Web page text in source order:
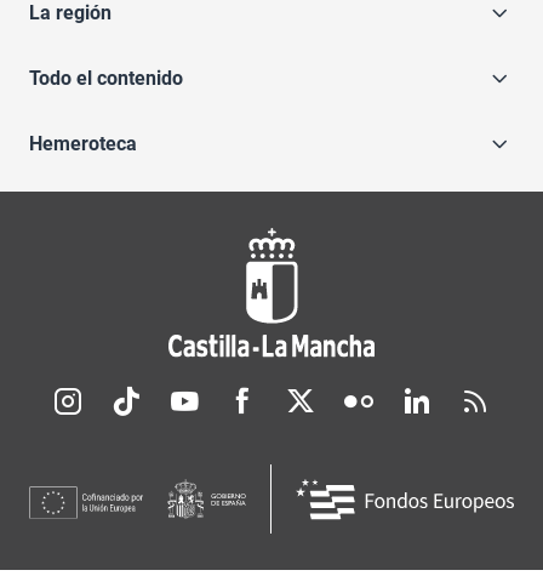
La región
Todo el contenido
Hemeroteca
Redes sociales JCCM